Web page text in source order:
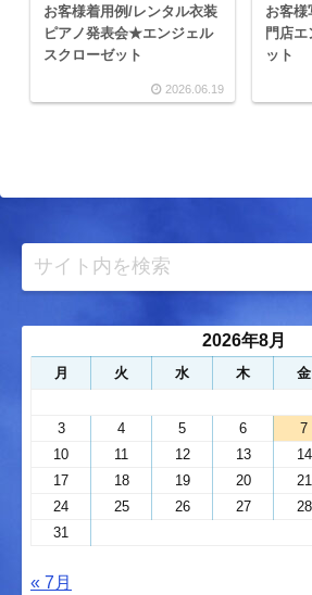
お客様着用例/レンタル衣装
ピアノ発表会★エンジェル
スクローゼット
2026.06.19
お客様
門店エ
ット
2026年8月
月 火 水 木 金
3
4 5 6 7
10
11 12 13 14
17
18 19 20 21
24
25 26 27 28
31
« 7月